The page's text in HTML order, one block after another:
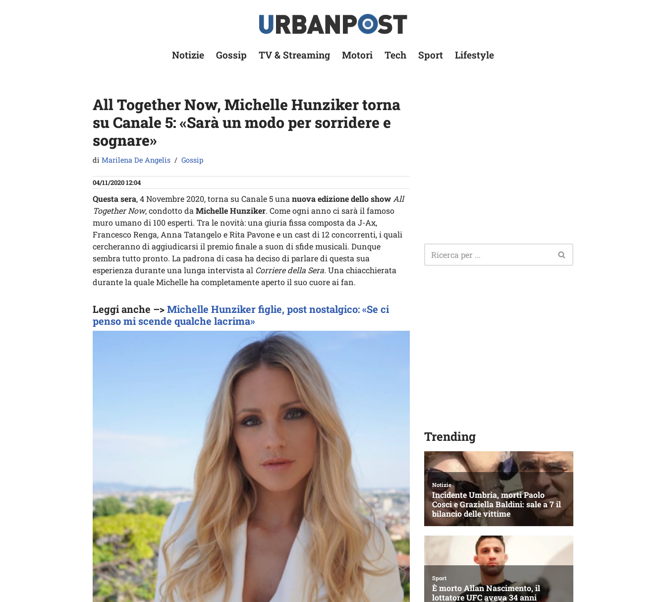
Notizie Gossip TV & Streaming Motori Tech Sport Lifestyle
All Together Now, Michelle Hunziker torna
su Canale 5: «Sarà un modo per sorridere e
sognare»
di Marilena De Angelis Gossip
04/11/2020 12:04
Questa sera, 4 Novembre 2020, torna su Canale 5 una nuova edizione dello show All
Together Now, condotto da Michelle Hunziker. Come ogni anno ci sarà il famoso
muro umano di 100 esperti. Tra le novità: una giuria fissa composta da J-Ax,
Francesco Renga, Anna Tatangelo e Rita Pavone e un cast di 12 concorrenti, i quali
cercheranno di aggiudicarsi il premio finale a suon di sfide musicali. Dunque
sembra tutto pronto. La padrona di casa ha deciso di parlare di questa sua
esperienza durante una lunga intervista al Corriere della Sera. Una chiacchierata
durante la quale Michelle ha completamente aperto il suo cuore ai fan.
Leggi anche –>Michelle Hunziker figlie, post nostalgico: «Se ci
penso mi scende qualche lacrima»
Trending